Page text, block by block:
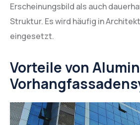
Erscheinungsbild als auch
Struktur. Es wird häufig in
eingesetzt.
Vorteile von